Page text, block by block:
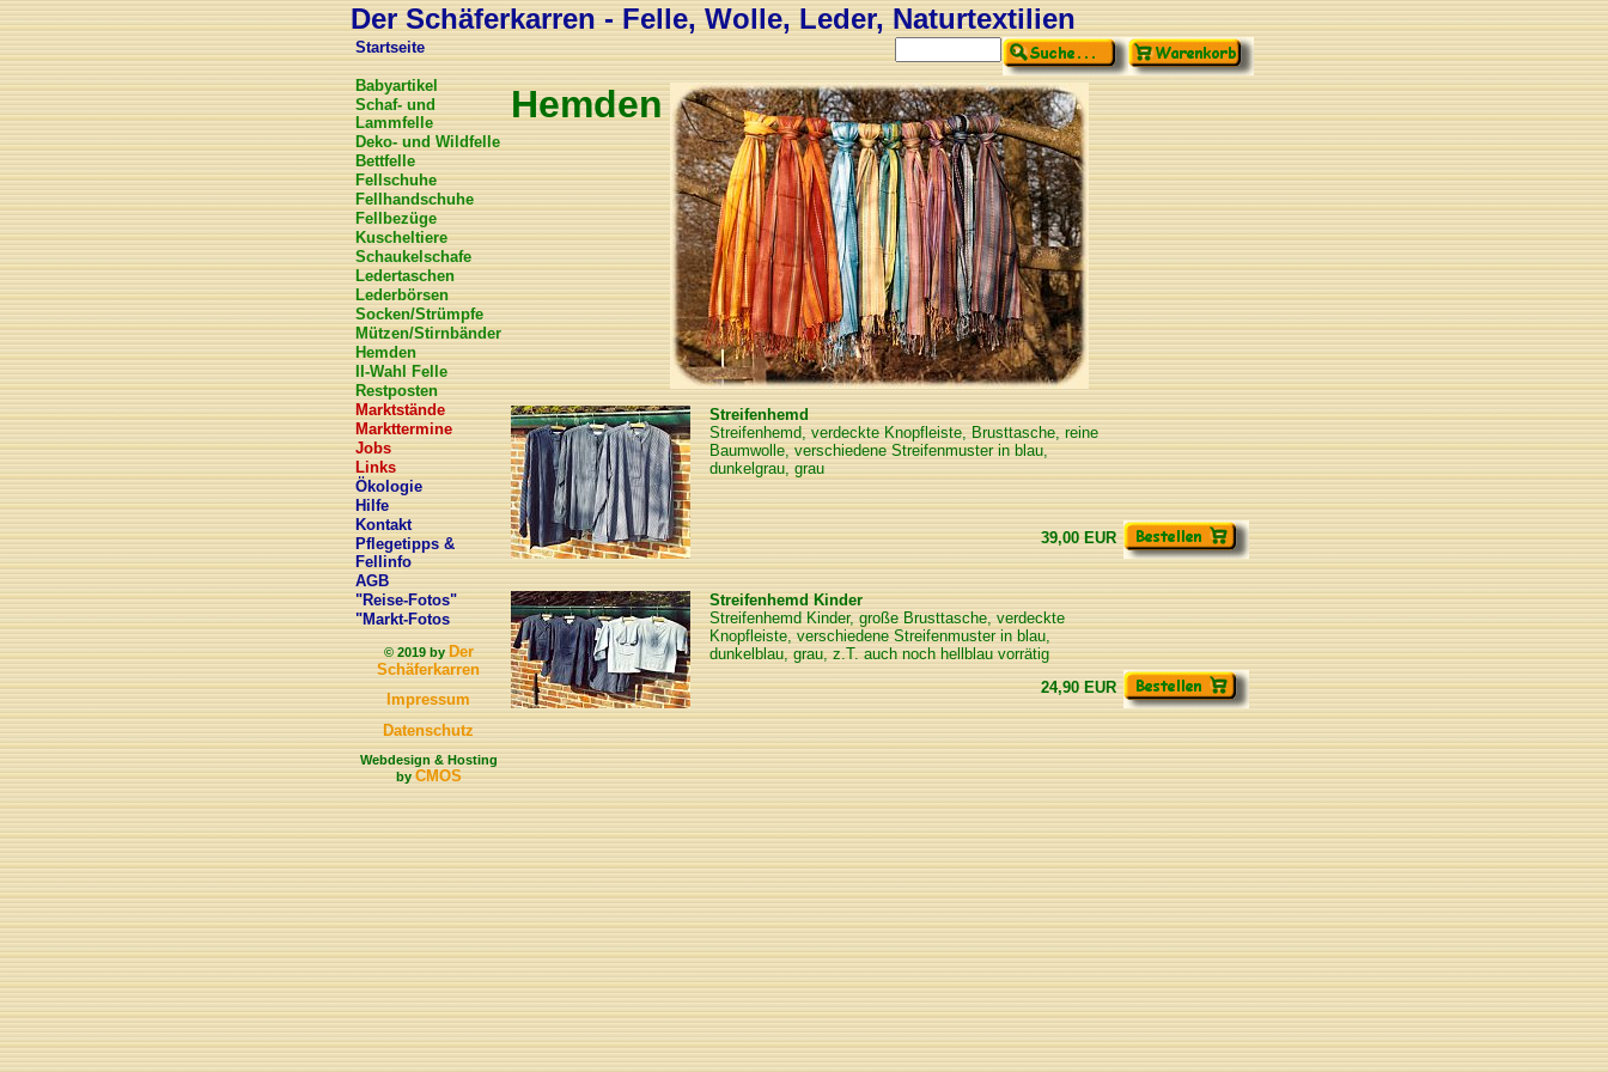
Der Schäferkarren - Felle, Wolle, Leder, Naturtextilien
Startseite
Babyartikel
Schaf- und
Lammfelle
Deko- und Wildfelle
Bettfelle
Fellschuhe
Fellhandschuhe
Fellbezüge
Kuscheltiere
Schaukelschafe
Ledertaschen
Lederbörsen
Socken/Strümpfe
Mützen/Stirnbänder
Hemden
II-Wahl Felle
Restposten
Marktstände
Markttermine
Jobs
Links
Ökologie
Hilfe
Kontakt
Pflegetipps &
Fellinfo
AGB
"Reise-Fotos"
"Markt-Fotos
© 2019 byDer
Schäferkarren
Impressum
Datenschutz
Webdesign & Hosting
byCMOS
Hemden
Streifenhemd
Streifenhemd, verdeckte Knopfleiste, Brusttasche, reine
Baumwolle, verschiedene Streifenmuster in blau,
dunkelgrau, grau
39,00 EUR
Streifenhemd Kinder
Streifenhemd Kinder, große Brusttasche, verdeckte
Knopfleiste, verschiedene Streifenmuster in blau,
dunkelblau, grau, z.T. auch noch hellblau vorrätig
24,90 EUR